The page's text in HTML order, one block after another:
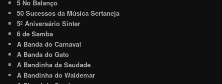
5 No Balanço
50 Sucessos da Música Sertaneja
5º Aniversário Sinter
6 de Samba
A Banda do Carnaval
A Banda do Gato
A Bandinha da Saudade
A Bandinha do Waldemar